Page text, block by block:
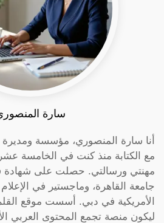
سارة
أنا سارة المنصوري، مؤسسة
مع الكتابة منذ كنت في الخامسة
مهنتي ورسالتي. حصلت على شهادة
جامعة القاهرة، وماجستير في
الأمريكية في دبي. أسست موقع
ليكون منصة تجمع المحتوى العربي